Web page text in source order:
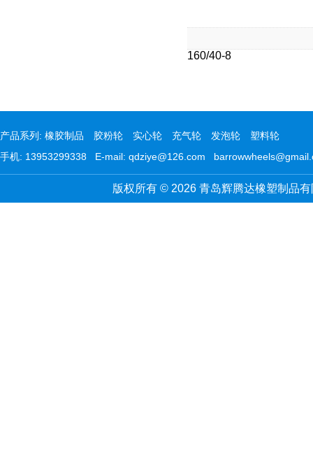
160/40-8
产品系列: 橡胶制品 胶粉轮 实心轮 充气轮 发泡轮
塑料轮
手机: 13953299338 E-mail: qdziye@126.com
版权所有 © 2026 青岛辉腾达橡塑制品